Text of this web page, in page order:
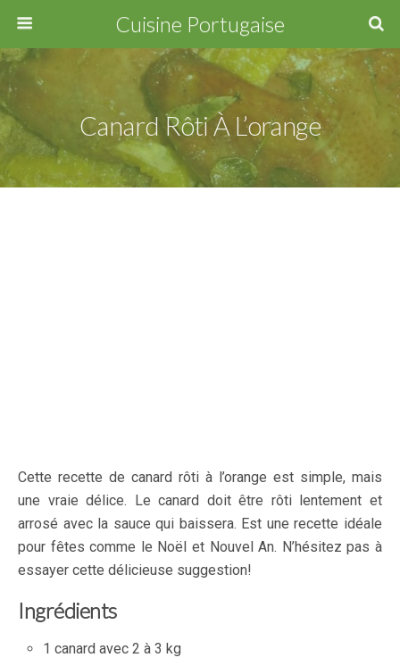
Cuisine Portugaise
Canard Rôti À L’orange
Cette recette de canard rôti à l’orange est simple, mais
une vraie délice. Le canard doit être rôti lentement et
arrosé avec la sauce qui baissera. Est une recette idéale
pour fêtes comme le Noël et Nouvel An. N’hésitez pas à
essayer cette délicieuse suggestion!
Ingrédients
1 canard avec 2 à 3 kg